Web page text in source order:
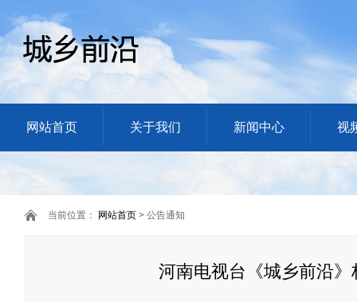
网站首页 关于我们 新闻中心 视
当前位置： 网站首页 > 公告通知
河南电视台《城乡前沿